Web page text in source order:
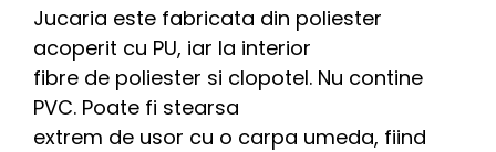
Jucaria este fabricata din poliester
acoperit cu PU, iar la interior
fibre de poliester si clopotel. Nu contine
PVC. Poate fi stearsa
extrem de usor cu o carpa umeda, fiind